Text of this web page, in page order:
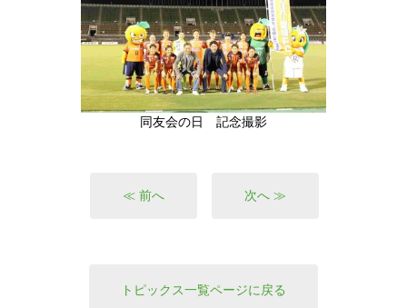
同友会の日 記念撮影
≪ 前へ 次へ ≫
トピックス一覧ページに戻る